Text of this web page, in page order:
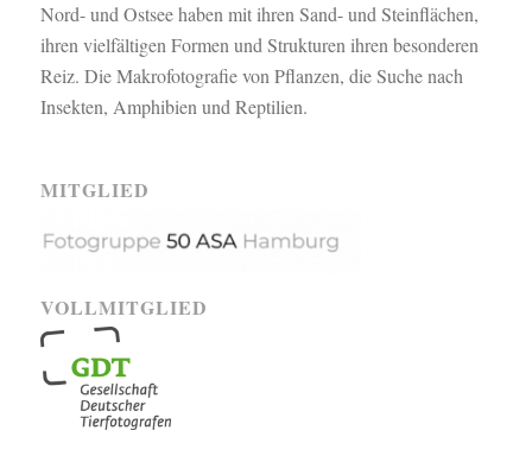
Nord- und Ostsee haben mit ihren Sand- und Steinflächen,
ihren vielfältigen Formen und Strukturen ihren besonderen
Reiz. Die Makrofotografie von Pflanzen, die Suche nach
Insekten, Amphibien und Reptilien.
MITGLIED
VOLLMITGLIED